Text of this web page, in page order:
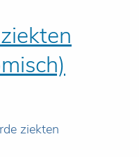
ziekten